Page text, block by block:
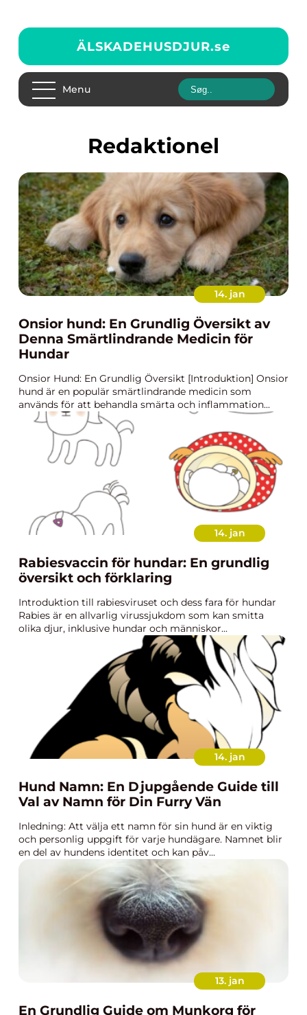
ÄLSKADEHUSDJUR.se
Menu
redaktionel
14. jan
Onsior hund: En Grundlig Översikt av
Denna Smärtlindrande Medicin för
Hundar
Onsior Hund: En Grundlig Översikt [Introduktion] Onsior
hund är en populär smärtlindrande medicin som
används för att behandla smärta och inflammation...
14. jan
Rabiesvaccin för hundar: En grundlig
översikt och förklaring
Introduktion till rabiesviruset och dess fara för hundar
Rabies är en allvarlig virussjukdom som kan smitta
olika djur, inklusive hundar och människor...
14. jan
Hund Namn: En Djupgående Guide till
Val av Namn för Din Furry Vän
Inledning: Att välja ett namn för sin hund är en viktig
och personlig uppgift för varje hundägare. Namnet blir
en del av hundens identitet och kan påv...
13. jan
En Grundlig Guide om Munkorg för